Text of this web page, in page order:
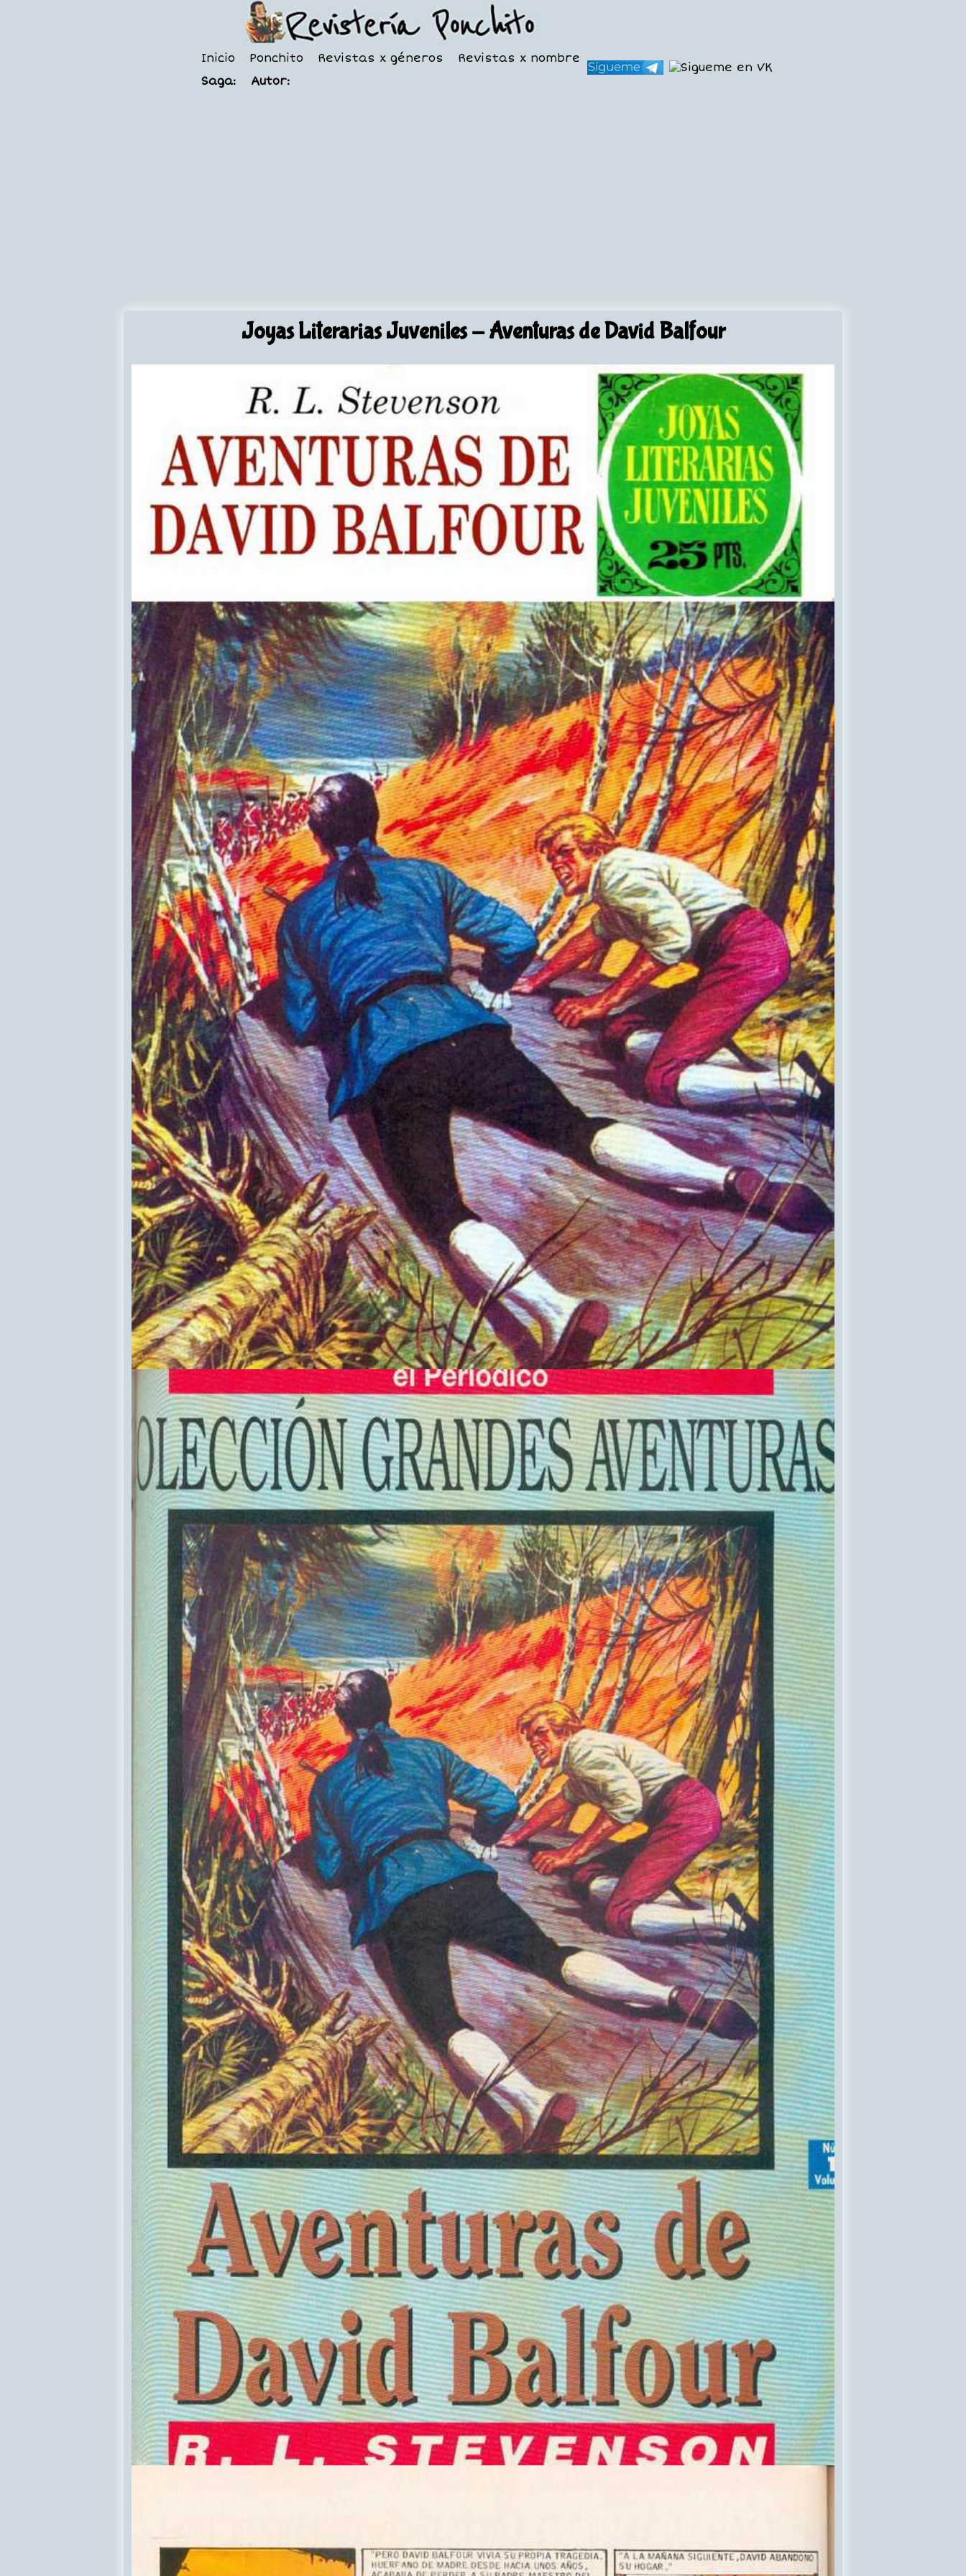
Inicio Ponchito Revistas x géneros
Revistas x nombre
Saga:
Autor:
Joyas Literarias Juveniles- Aventuras de David Balfour